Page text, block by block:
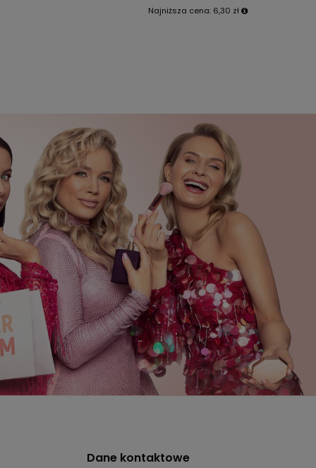
Najniższa cena: 6,30 zł
Dane kontaktowe